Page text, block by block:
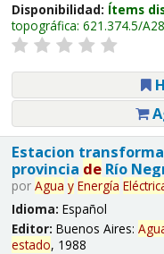
Disponibilidad: Ítems
topográfica: 621.374.5/
Estacion
provincia deRío
por Agua y Energía
Idioma: Español
Editor: Buenos Aires:
estado, 1988